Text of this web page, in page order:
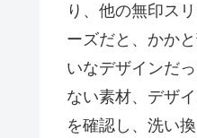
り、他の無印ス
ーズだと、かか
いなデザインだ
ない素材、デザ
を確認し、洗い